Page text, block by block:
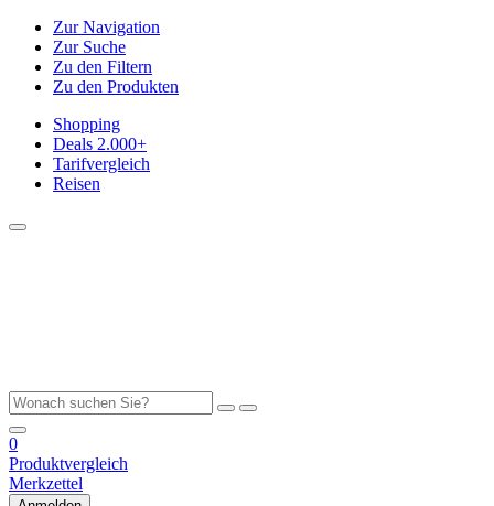
Zur Navigation
Zur Suche
Zu den Filtern
Zu den Produkten
Shopping
Deals 2.000+
Tarifvergleich
Reisen
0
Produktvergleich
Merkzettel